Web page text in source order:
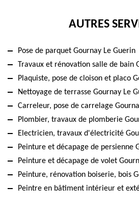
AUTRES
Pose de parquet Gournay Le Guerin
Travaux et rénovation salle de bain
Plaquiste, pose de cloison et placo
Nettoyage de terrasse Gournay Le
Carreleur, pose de carrelage
Plombier, travaux de plomberie
Electricien, travaux d'électricité
Peinture et décapage de persienne
Peinture et décapage de volet
Peinture, rénovation boiserie, bois
Peintre en bâtiment intérieur et